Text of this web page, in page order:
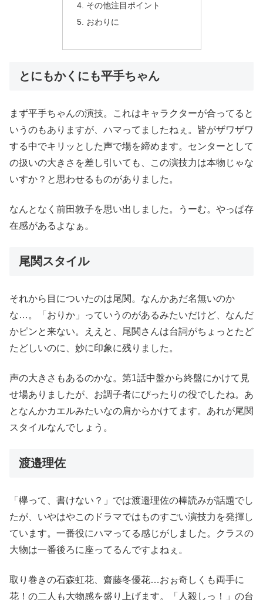
その他注目ポイント
おわりに
とにもかくにも平手ちゃん
まず平手ちゃんの演技。これはキャラクターが合ってると
いうのもありますが、ハマってましたねぇ。皆がザワザワ
する中でキリッとした声で場を締めます。センターとして
の扱いの大きさを差し引いても、この演技力は本物じゃな
いすか？と思わせるものがありました。
なんとなく前田敦子を思い出しました。うーむ。やっぱ存
在感があるよなぁ。
尾関スタイル
それから目についたのは尾関。なんかあだ名無いのか
な…。「おりか」っていうのがあるみたいだけど、なんだ
かピンと来ない。ええと、尾関さんは台詞がちょっとたど
たどしいのに、妙に印象に残りました。
声の大きさもあるのかな。第1話中盤から終盤にかけて見
せ場ありましたが、お調子者にぴったりの役でしたね。あ
となんかカエルみたいなの肩からかけてます。あれが尾関
スタイルなんでしょう。
渡邉理佐
「欅って、書けない？」では渡邉理佐の棒読みが話題でし
たが、いやはやこのドラマではものすごい演技力を発揮し
ています。一番役にハマってる感じがしました。クラスの
大物は一番後ろに座ってるんですよねぇ。
取り巻きの石森虹花、齋藤冬優花…おぉ奇しくも両手に
花！の二人も大物感を盛り上げます。「人殺しっ！」の台